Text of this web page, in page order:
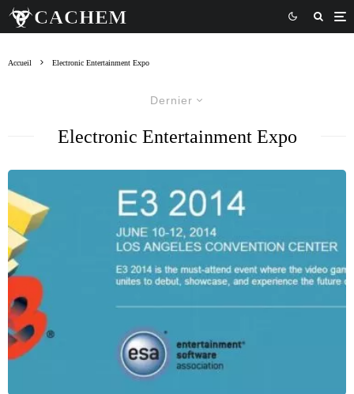
Accueil Electronic Entertainment Expo
Dernier
Electronic Entertainment Expo